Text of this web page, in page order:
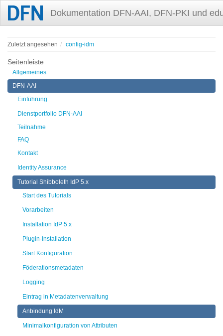
Dokumentation DFN-AAI, DFN-PKI und
Zuletzt angesehen config-idm
Seitenleiste
Allgemeines
DFN-AAI
Einführung
Dienstportfolio DFN-AAI
Teilnahme
FAQ
Kontakt
Identity Assurance
Tutorial Shibboleth IdP 5.x
Start des Tutorials
Vorarbeiten
Installation IdP 5.x
Plugin-Installation
Start Konfiguration
Föderationsmetadaten
Logging
Eintrag in Metadatenverwaltung
Anbindung IdM
Minimalkonfiguration von Attributen